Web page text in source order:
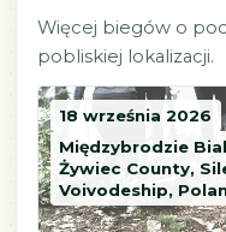
Więcej biegów o
pobliskiej lokalizacji.
18 września 2026
Międzybrodzie
Żywiec County,
Voivodeship,